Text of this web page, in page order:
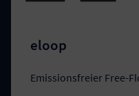
eloop
Emissionsfreier Free-